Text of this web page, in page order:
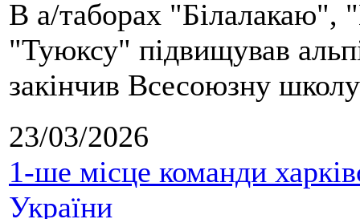
В а/таборах "Білалакаю",
"Туюксу" підвищував
закінчив Всесоюзну
23/03/2026
1-ше місце команди
України